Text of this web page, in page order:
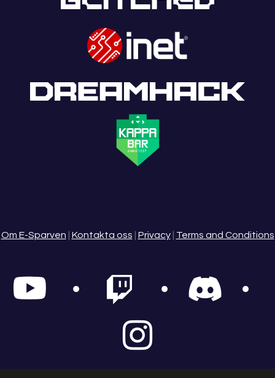
Om E-Sparven Kontakta oss Privacy| Terms and Conditions